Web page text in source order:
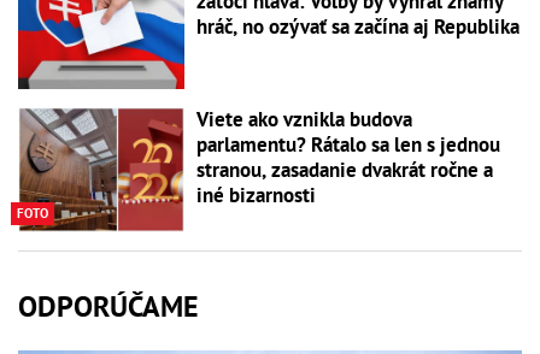
hráč, no ozývať sa začína aj Republika
FOTO
Viete ako vznikla budova
parlamentu? Rátalo sa len s jednou
stranou, zasadanie dvakrát ročne a
iné bizarnosti
ODPORÚČAME